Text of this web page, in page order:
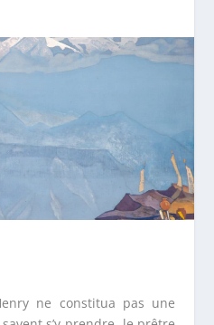
ne constitua pas une